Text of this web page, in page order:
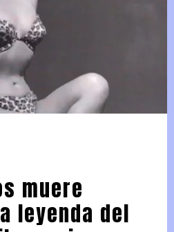
muere
leyenda del